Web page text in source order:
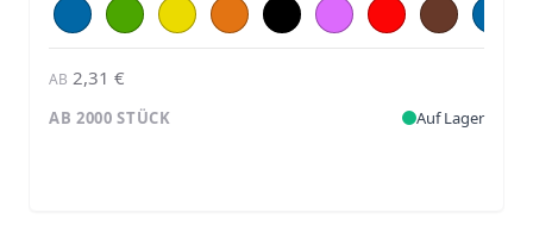
AB 2,31 €
AB 2000 STÜCK Auf Lager